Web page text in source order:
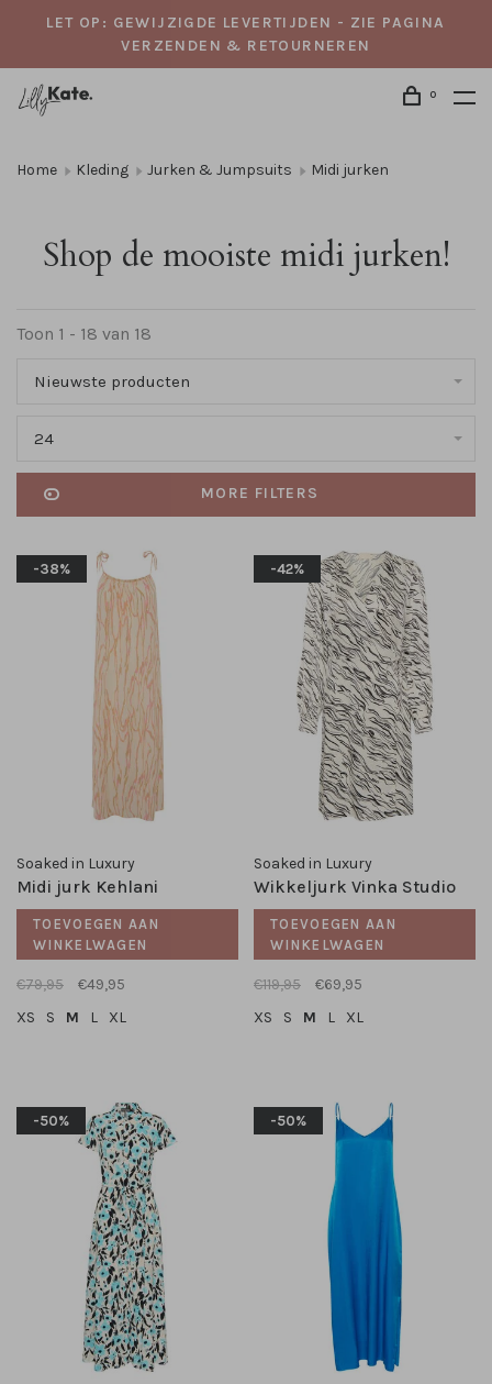
LET OP: GEWIJZIGDE LEVERTIJDEN - ZIE PAGINA
VERZENDEN & RETOURNEREN
0
Home Kleding Jurken & Jumpsuits Midi jurken
Shop de mooiste midi jurken!
Toon 1 - 18 van 18
Nieuwste producten
24
MORE FILTERS
-38%
Soaked in Luxury
Midi jurk Kehlani
TOEVOEGEN AAN
WINKELWAGEN
€79,95
€49,95
XS
S M L XL
-42%
Soaked in Luxury
Wikkeljurk Vinka Studio
TOEVOEGEN AAN
WINKELWAGEN
€119,95
€69,95
XS
S M L XL
-50% -50%